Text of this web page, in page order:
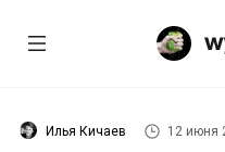
Илья Кичаев 12 июня